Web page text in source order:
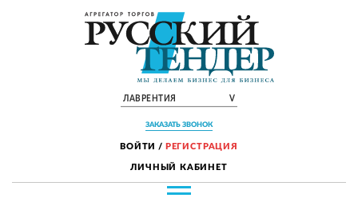
ЛАВРЕНТИЯ V
ЗАКАЗАТЬ ЗВОНОК
ВОЙТИ / РЕГИСТРАЦИЯ
ЛИЧНЫЙ КАБИНЕТ